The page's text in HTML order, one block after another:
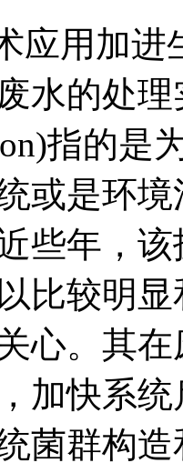
应用加进
水的处
指的是
或是环
些年，
比较明
心。其
加快系
菌群构